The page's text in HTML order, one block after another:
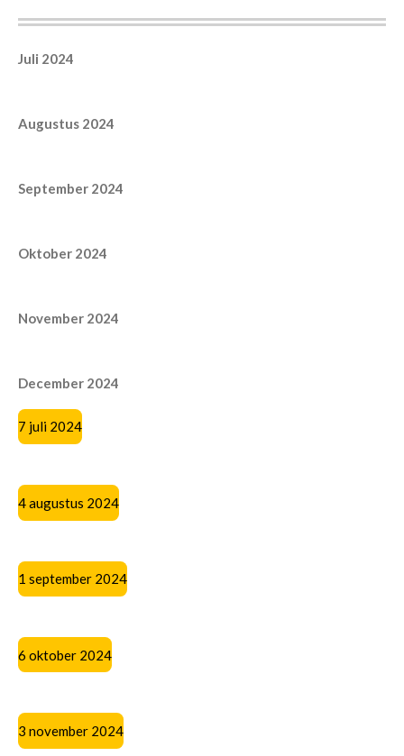
Juli 2024
Augustus 2024
September 2024
Oktober 2024
November 2024
December 2024
7 juli 2024
4 augustus 2024
1 september 2024
6 oktober 2024
3 november 2024